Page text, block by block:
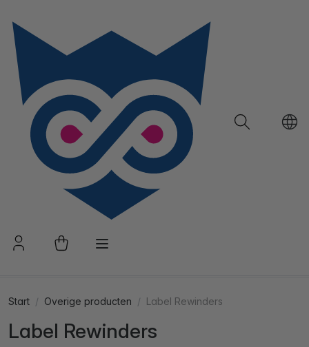
Start Overige producten Label Rewinders
Label Rewinders